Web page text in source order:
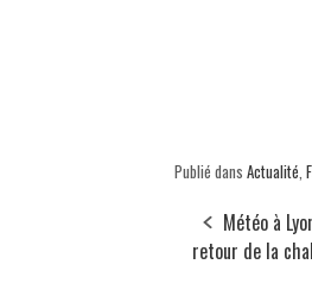
Publié dans Actualité,
Météo à
retour de la